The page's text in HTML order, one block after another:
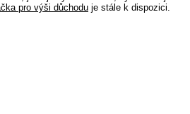
pro výši důchodu je stále k dispozici.